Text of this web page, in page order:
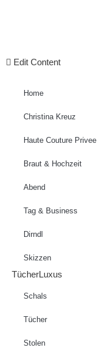
springen
Edit Content
Home
Christina Kreuz
Haute Couture Privee
Braut & Hochzeit
Abend
Tag & Business
Dirndl
Skizzen
TücherLuxus
Schals
Tücher
Stolen